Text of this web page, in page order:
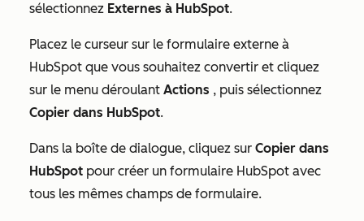
sélectionnez Externes à HubSpot.
Placez le curseur sur le formulaire externe à
HubSpot que vous souhaitez convertir et cliquez
sur le menu déroulant Actions , puis sélectionnez
Copier dans HubSpot.
Dans la boîte de dialogue, cliquez sur Copier dans
HubSpot pour créer un formulaire HubSpot avec
tous les mêmes champs de formulaire.